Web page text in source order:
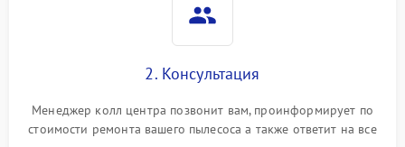
2. Консультация
Менеджер колл центра позвонит вам, проинформирует по
стоимости ремонта вашего пылесоса а также ответит на все